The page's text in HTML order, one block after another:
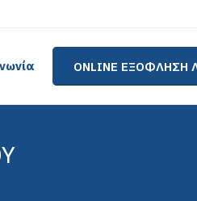
ONLINE ΕΞΟΦΛΗΣΗ